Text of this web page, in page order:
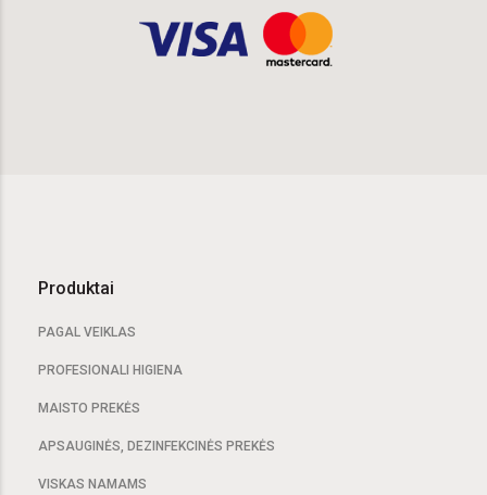
Produktai
PAGAL VEIKLAS
PROFESIONALI HIGIENA
MAISTO PREKĖS
APSAUGINĖS, DEZINFEKCINĖS PREKĖS
VISKAS NAMAMS